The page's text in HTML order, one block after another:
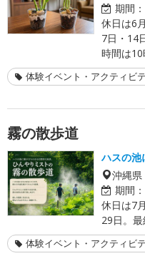
期間：
休日は6
7日・14
時間は10
体験イベント・アクティビ
霧の散歩道
ハスの池
沖縄県
期間：
休日は7
29日。最
体験イベント・アクティビ